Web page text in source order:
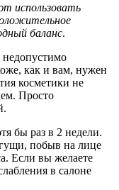
использовать
баланс.
как и вам, нужен
косметики не
Просто
бы раз в 2 недели.
побыв на лице
Если вы желаете
в салоне